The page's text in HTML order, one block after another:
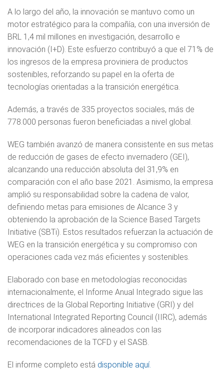
A lo largo del año, la innovación se mantuvo como un
motor estratégico para la compañía, con una inversión de
BRL 1,4 mil millones en investigación, desarrollo e
innovación (I+D). Este esfuerzo contribuyó a que el 71% de
los ingresos de la empresa proviniera de productos
sostenibles, reforzando su papel en la oferta de
tecnologías orientadas a la transición energética.
Además, a través de 335 proyectos sociales, más de
778.000 personas fueron beneficiadas a nivel global.
WEG también avanzó de manera consistente en sus metas
de reducción de gases de efecto invernadero (GEI),
alcanzando una reducción absoluta del 31,9% en
comparación con el año base 2021. Asimismo, la empresa
amplió su responsabilidad sobre la cadena de valor,
definiendo metas para emisiones de Alcance 3 y
obteniendo la aprobación de la Science Based Targets
Initiative (SBTi). Estos resultados refuerzan la actuación de
WEG en la transición energética y su compromiso con
operaciones cada vez más eficientes y sostenibles.
Elaborado con base en metodologías reconocidas
internacionalmente, el Informe Anual Integrado sigue las
directrices de la Global Reporting Initiative (GRI) y del
International Integrated Reporting Council (IIRC), además
de incorporar indicadores alineados con las
recomendaciones de la TCFD y el SASB.
El informe completo está disponible aquí.